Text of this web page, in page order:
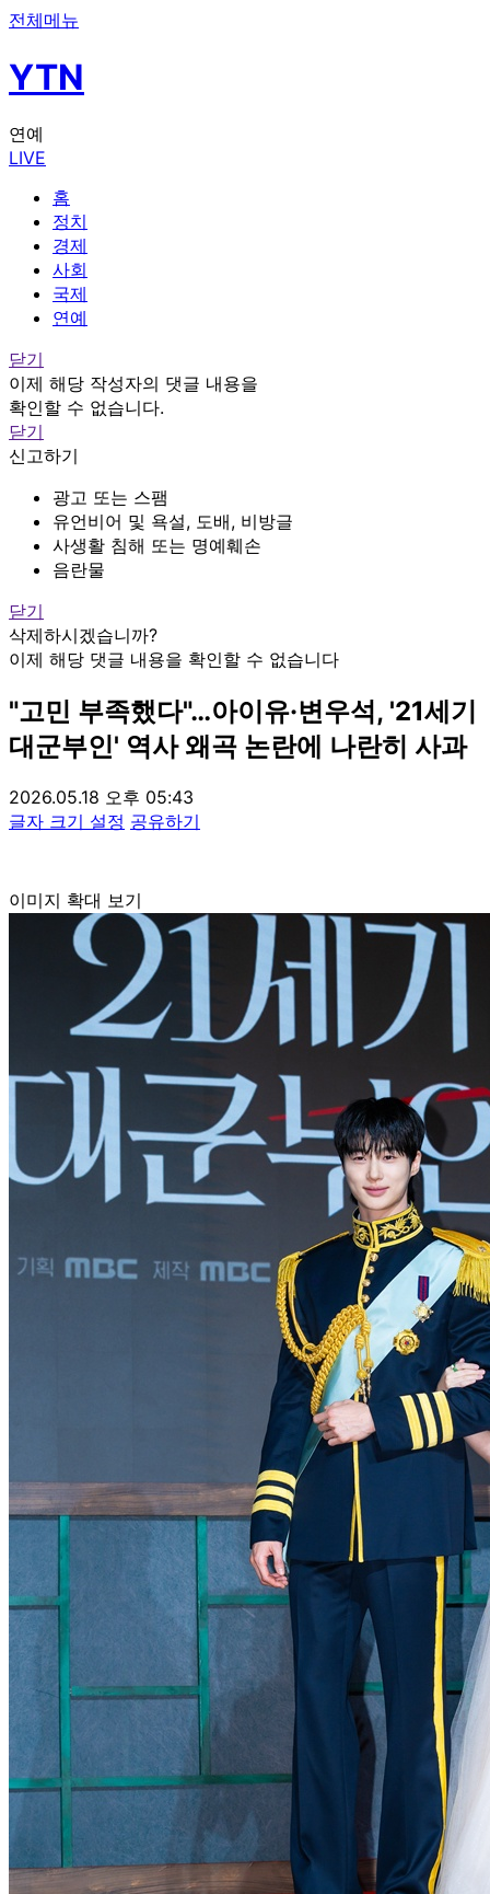
전체메뉴
YTN
연예
LIVE
홈
정치
경제
사회
국제
연예
닫기
이제 해당 작성자의 댓글 내용을
확인할 수 없습니다.
닫기
신고하기
광고 또는 스팸
유언비어 및 욕설, 도배, 비방글
사생활 침해 또는 명예훼손
음란물
닫기
삭제하시겠습니까?
이제 해당 댓글 내용을 확인할 수 없습니다
"고민 부족했다"…아이유·변우석, '21세기
대군부인' 역사 왜곡 논란에 나란히 사과
2026.05.18 오후 05:43
글자 크기 설정 공유하기
이미지 확대 보기